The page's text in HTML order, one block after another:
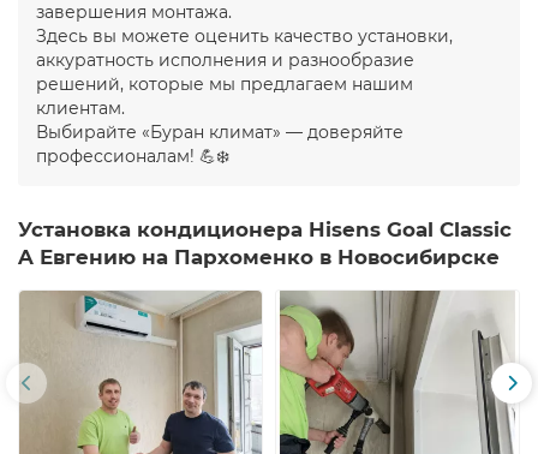
завершения монтажа.
Здесь вы можете оценить качество установки,
аккуратность исполнения и разнообразие
решений, которые мы предлагаем нашим
клиентам.
Выбирайте «Буран климат» — доверяйте
профессионалам! 💪❄️
Установка кондиционера Hisens Goal Classic
A Евгению на Пархоменко в Новосибирске